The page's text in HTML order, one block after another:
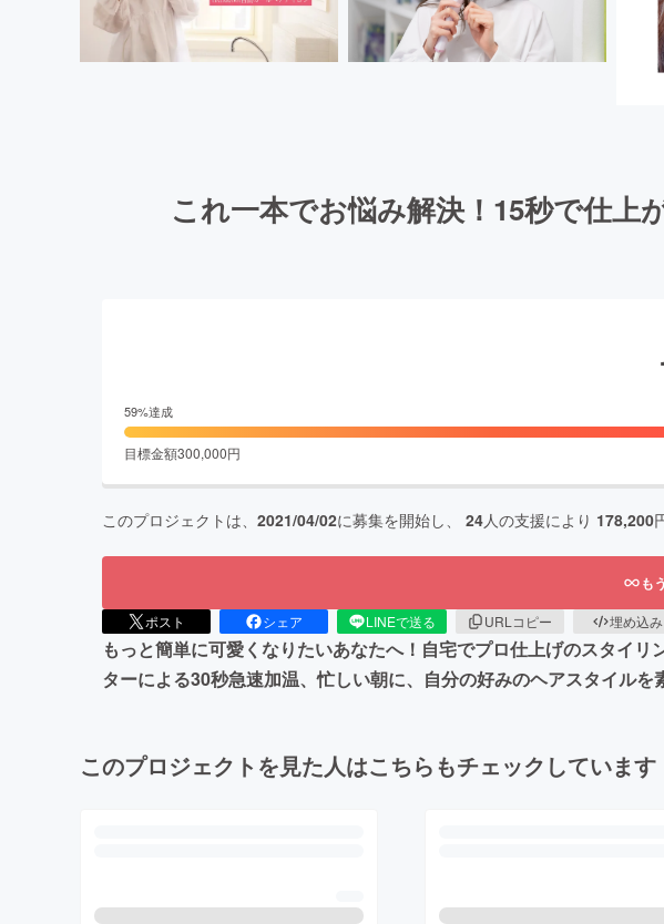
これ一本でお悩み解決！15秒で仕
59%達成
目標金額300,000円
このプロジェクトは、 2021/04/02に募集を開始し、 24人の支援により 178,200
も
ポスト シェア LINEで送る URLコピー 埋め込み
もっと簡単に可愛くなりたいあなたへ！自宅でプロ仕上げのスタイ
ターによる30秒急速加温、忙しい朝に、自分の好みのヘアスタイル
このプロジェクトを見た人はこちらもチェックしています